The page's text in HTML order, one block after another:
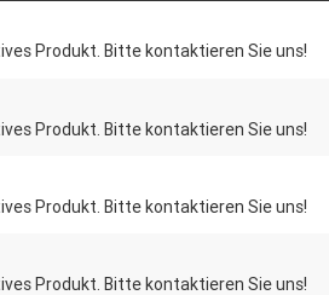
Produkt. Bitte kontaktieren Sie uns!
Produkt. Bitte kontaktieren Sie uns!
Produkt. Bitte kontaktieren Sie uns!
Produkt. Bitte kontaktieren Sie uns!